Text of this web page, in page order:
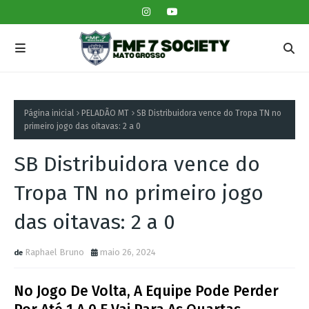
Página inicial PELADÃO MT
SB Distribuidora vence do Tropa TN no
primeiro jogo das oitavas: 2 a 0
SB Distribuidora vence do
Tropa TN no primeiro jogo
das oitavas: 2 a 0
Raphael Bruno maio 26, 2024
No Jogo De Volta, A Equipe Pode Perder